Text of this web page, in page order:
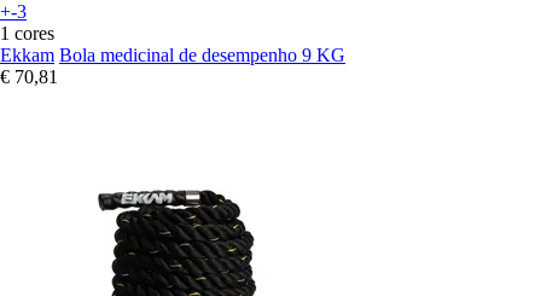
+-3
1 cores
Ekkam Bola medicinal de desempenho 9 KG
€ 70,81